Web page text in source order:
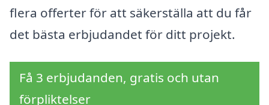
flera offerter för att säkerställa att du får
det bästa erbjudandet för ditt projekt.
Få 3 erbjudanden, gratis och utan
förpliktelser